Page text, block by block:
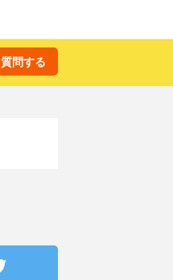
質問する